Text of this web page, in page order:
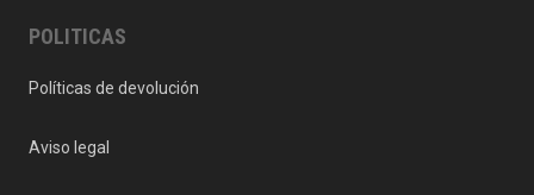
POLITICAS
Políticas de devolución
Aviso legal